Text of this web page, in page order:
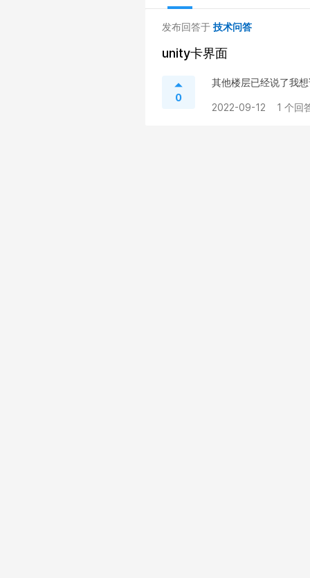
发布回答于 技术问答
unity卡界面
0
其他楼层已经说了我
2022-09-12 1 个回